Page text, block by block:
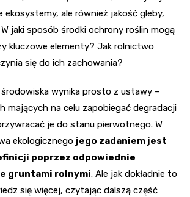
ekosystemy, ale również jakość gleby,
jaki sposób środki ochrony roślin mogą
kluczowe elementy? Jak rolnictwo
się do ich zachowania?
wynika prosto z ustawy –
mających na celu zapobiegać degradacji
je do stanu pierwotnego. W
ekologicznego jego zadaniem jest
poprzez odpowiednie
gruntami rolnymi. Ale jak dokładnie to
się więcej, czytając dalszą część